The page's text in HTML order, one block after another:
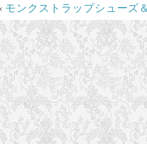
モンクストラップシューズ